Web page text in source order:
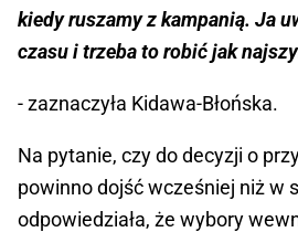
kiedy ruszamy z kampanią. Ja
czasu i trzeba to robić jak
- zaznaczyła Kidawa-Błońska.
Na pytanie, czy do decyzji o
powinno dojść wcześniej niż w
odpowiedziała, że wybory